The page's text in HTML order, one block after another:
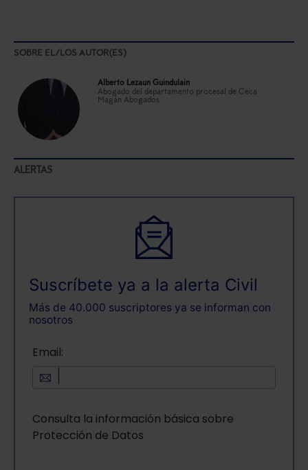
SOBRE EL/LOS AUTOR(ES)
Alberto Lezaun Guindulain
Abogado del departamento procesal de Ceca
Magán Abogados
ALERTAS
Suscríbete ya a la alerta Civil
Más de 40.000 suscriptores ya se informan con
nosotros
Email:
Consulta la información básica sobre
Protección de Datos